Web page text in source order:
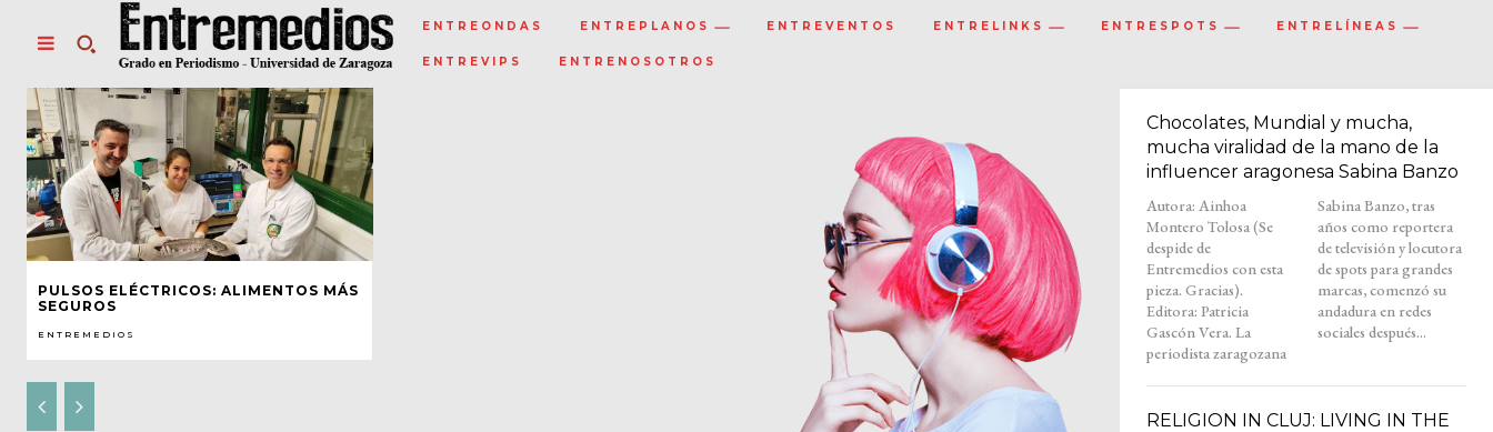
ENTREONDAS ENTREPLANOS ENTREVENTOS ENTRELINKS ENTRESPOTS ENTRELÍNEAS
ENTREVIPS ENTRENOSOTROS
PULSOS ELÉCTRICOS: ALIMENTOS MÁS
SEGUROS
ENTREMEDIOS
Chocolates, Mundial y mucha,
mucha viralidad de la mano de la
influencer aragonesa Sabina Banzo
Autora: Ainhoa
Montero Tolosa (Se
despide de
Entremedios con esta
pieza. Gracias).
Editora: Patricia
Gascón Vera. La
periodista zaragozana
Sabina Banzo, tras
años como reportera
de televisión y locutora
de spots para grandes
marcas, comenzó su
andadura en redes
sociales después...
RELIGION IN CLUJ: LIVING IN THE